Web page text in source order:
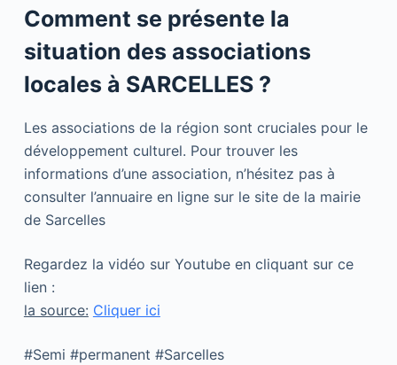
Comment se présente la
situation des associations
locales à SARCELLES ?
Les associations de la région sont cruciales pour le
développement culturel. Pour trouver les
informations d’une association, n’hésitez pas à
consulter l’annuaire en ligne sur le site de la mairie
de Sarcelles
Regardez la vidéo sur Youtube en cliquant sur ce
lien :
la source: Cliquer ici
#Semi #permanent #Sarcelles